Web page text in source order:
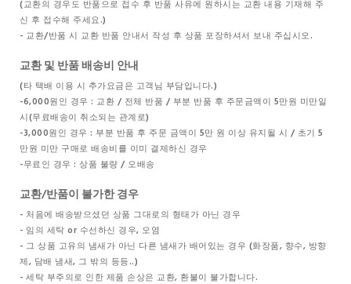
(교환의 경우도 반품으로 접수 후 반품 사유에 원하시는 교환 내용 기재해 주
신 후 접수해 주세요.)
- 교환/반품 시 교환 반품 안내서 작성 후 상품 포장하셔서 보내 주십시오.
교환 및 반품 배송비 안내
(타 택배 이용 시 추가요금은 고객님 부담입니다.)
-6,000원인 경우 : 교환 / 전체 반품 / 부분 반품 후 주문금액이 5만원 미만일
시(무료배송이 취소되는 관계로)
-3,000원인 경우 : 부분 반품 후 주문 금액이 5만 원 이상 유지될 시 / 초기 5
만원 미만 구매로 배송비를 이미 결제하신 경우
-무료인 경우 : 상품 불량 / 오배송
교환/반품이 불가한 경우
- 처음에 배송받으셨던 상품 그대로의 형태가 아닌 경우
- 임의 세탁 or 수선하신 경우, 오염
- 그 상품 고유의 냄새가 아닌 다른 냄새가 배어있는 경우 (화장품, 향수, 방향
제, 담배 냄새, 그 밖의 등등..)
- 세탁 부주의로 인한 제품 손상은 교환, 환불이 불가합니다.